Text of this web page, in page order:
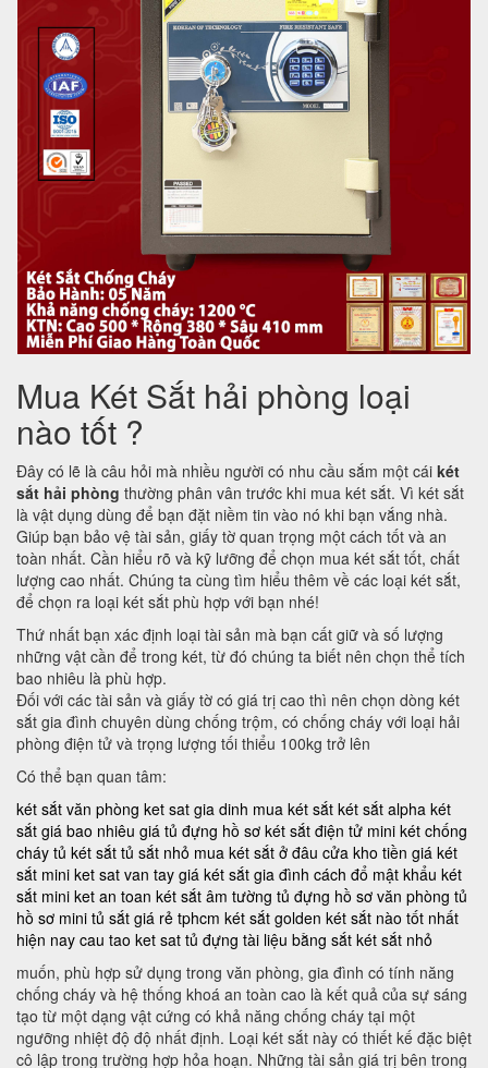
Mua Két Sắt hải phòng loại
nào tốt ?
Đây có lẽ là câu hỏi mà nhiều người có nhu cầu sắm một cái két
sắt hải phòng thường phân vân trước khi mua két sắt. Vì két sắt
là vật dụng dùng để bạn đặt niềm tin vào nó khi bạn vắng nhà.
Giúp bạn bảo vệ tài sản, giấy tờ quan trọng một cách tốt và an
toàn nhất. Cần hiểu rõ và kỹ lưỡng để chọn mua két sắt tốt, chất
lượng cao nhất. Chúng ta cùng tìm hiểu thêm về các loại két sắt,
để chọn ra loại két sắt phù hợp với bạn nhé!
Thứ nhất bạn xác định loại tài sản mà bạn cất giữ và số lượng
những vật cần để trong két, từ đó chúng ta biết nên chọn thể tích
bao nhiêu là phù hợp.
Đối với các tài sản và giấy tờ có giá trị cao thì nên chọn dòng két
sắt gia đình chuyên dùng chống trộm, có chống cháy với loại hải
phòng điện tử và trọng lượng tối thiểu 100kg trở lên
Có thể bạn quan tâm:
két sắt văn phòng ket sat gia dinh mua két sắt két sắt alpha két
sắt giá bao nhiêu giá tủ đựng hồ sơ két sắt điện tử mini két chống
cháy tủ két sắt tủ sắt nhỏ mua két sắt ở đâu cửa kho tiền giá két
sắt mini ket sat van tay giá két sắt gia đình cách đổ mật khẩu két
sắt mini ket an toan két sắt âm tường tủ đựng hồ sơ văn phòng tủ
hồ sơ mini tủ sắt giá rẻ tphcm két sắt golden két sắt nào tốt nhất
hiện nay cau tao ket sat tủ đựng tài liệu bằng sắt két sắt nhỏ
muốn, phù hợp sử dụng trong văn phòng, gia đình có tính năng
chống cháy và hệ thống khoá an toàn cao là kết quả của sự sáng
tạo từ một dạng vật cứng có khả năng chống cháy tại một
ngưỡng nhiệt độ độ nhất định. Loại két sắt này có thiết kế đặc biệt
cô lập trong trường hợp hỏa hoạn. Những tài sản giá trị bên trong